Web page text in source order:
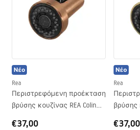
Νέο
Rea
Περιστρεφόμενη προέκταση
βρύσης κουζίνας REA Colin
€37,00
Νέο
Rea
βρύσης
€37,00